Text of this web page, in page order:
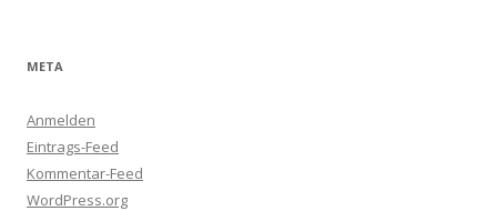
META
Anmelden
Eintrags-Feed
Kommentar-Feed
WordPress.org